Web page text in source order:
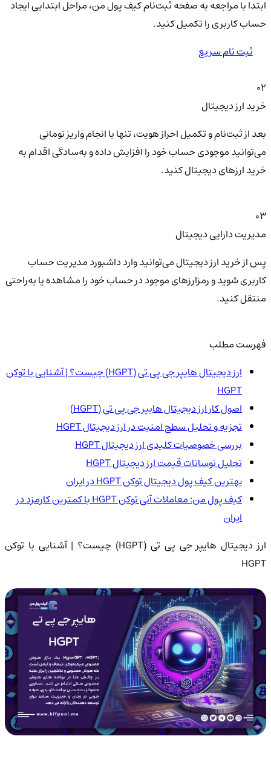
ابتدا با مراجعه به صفحه ثبت‌نام کیف‌ پول من، مراحل ابتدایی ایجاد
حساب کاربری را تکمیل کنید.
ثبت نام سریع
02
خرید ارز دیجیتال
بعد از ثبت‌نام و تکمیل احراز هویت، تنها با انجام واریز تومانی
می‌توانید موجودی حساب خود را افزایش داده و به‌سادگی اقدام به
خرید ارزهای دیجیتال کنید.
03
مدیریت دارایی دیجیتال
پس از خرید ارز دیجیتال می‌توانید وارد داشبورد مدیریت حساب
کاربری شوید و رمزارزهای موجود در حساب خود را مشاهده یا به‌راحتی
منتقل کنید.
فهرست مطلب
ارز دیجیتال هایپر جی پی تی (HGPT) چیست؟ | آشنایی با توکن
HGPT
اصول کار ارز دیجیتال هایپر جی پی تی (HGPT)
تجزیه و تحلیل سطح امنیت در ارز دیجیتال HGPT
بررسی خصوصیات کلیدی ارز دیجیتال HGPT
تحلیل نوسانات قیمت ارز دیجیتال HGPT
بهترین کیف پول دیجیتال توکن HGPT در ایران
کیف پول من: معاملات آنی توکن HGPT با کمترین کارمزد در
ایران
ارز دیجیتال هایپر جی پی تی (HGPT) چیست؟ | آشنایی با توکن
HGPT